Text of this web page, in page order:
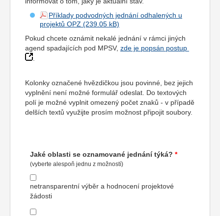
Příklady podvodných jednání odhalených u
projektů OPZ
Pokud chcete oznámit nekalé jednání v rámci jiných
agend spadajících pod MPSV, zde je popsán postup
Kolonky označené hvězdičkou jsou povinné, bez jejich
vyplnění není možné formulář odeslat. Do textových
polí je možné vyplnit omezený počet znaků - v případě
delších textů využijte prosím možnost připojit soubory.
Jaké oblasti se oznamované jednání týká?
(vyberte alespoň jednu z možností)
netransparentní výběr a hodnocení projektové
žádosti